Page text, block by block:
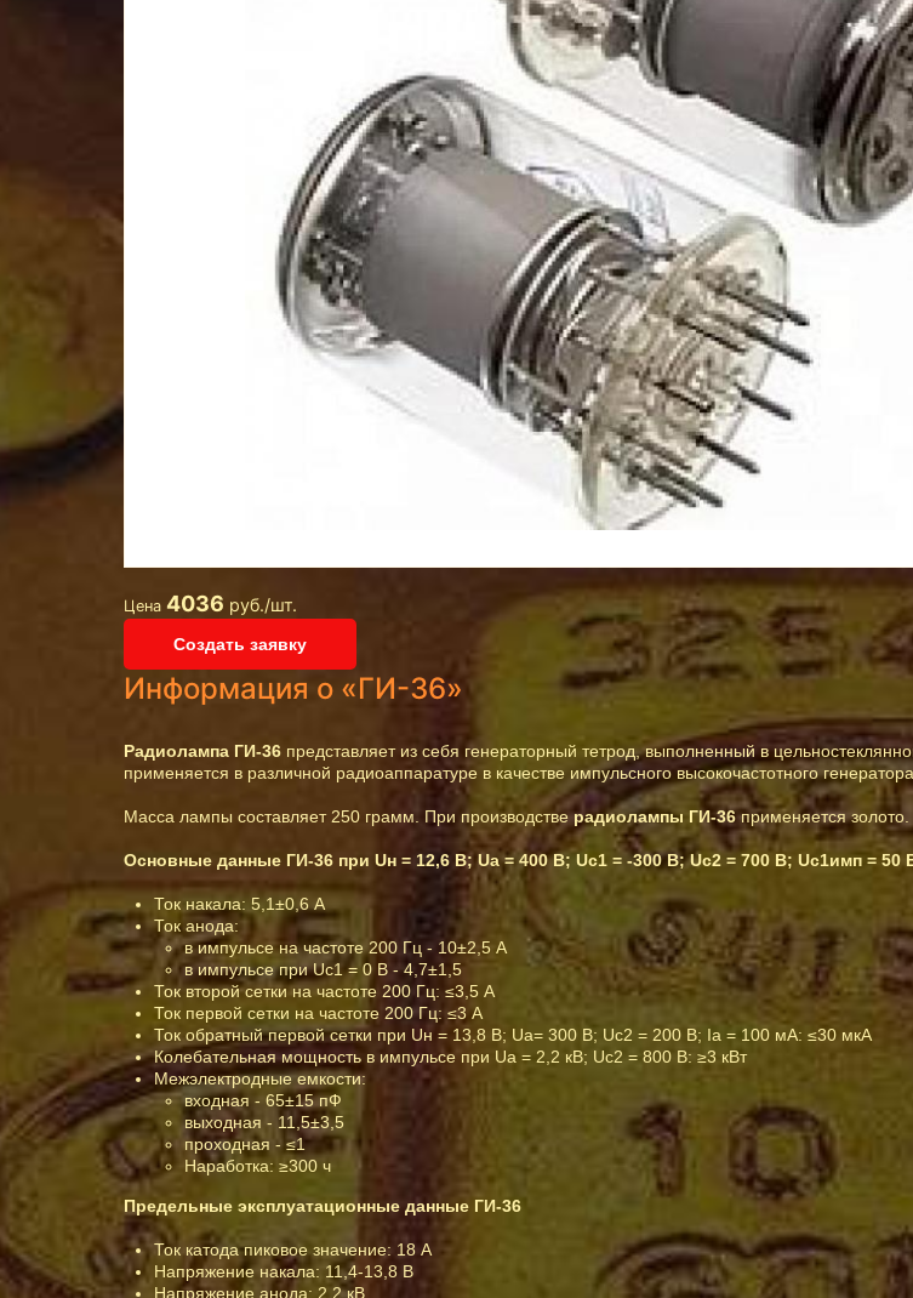
Цена 4036 руб./шт.
Создать заявку
Информация о «ГИ-36»
Радиолампа ГИ-36 представляет из себя генераторный тетрод, выполненный в
применяется в различной радиоаппаратуре в качестве импульсного высокочастотного
Масса лампы составляет 250 грамм. При производстверадиолампы ГИ-36применяется золото.
Основные данные ГИ-36 при Uн = 12,6 В; Ua = 400 В; Uc1 = -300 В; Uc2 = 700 В; Uc1имп = 50
Ток накала: 5,1±0,6 А
Ток анода:
в импульсе на частоте 200 Гц - 10±2,5 А
в импульсе при Uc1 = 0 В - 4,7±1,5
Ток второй сетки на частоте 200 Гц: ≤3,5 А
Ток первой сетки на частоте 200 Гц: ≤3 А
Ток обратный первой сетки при Uн = 13,8 В; Ua= 300 В; Uc2 = 200 В; Ia = 100 мА: ≤30 мкА
Колебательная мощность в импульсе при Ua = 2,2 кВ; Uc2 = 800 В: ≥3 кВт
Межэлектродные емкости:
входная - 65±15 пФ
выходная - 11,5±3,5
проходная - ≤1
Наработка: ≥300 ч
Предельные эксплуатационные данные ГИ-36
Ток катода пиковое значение: 18 А
Напряжение накала: 11,4-13,8 В
Напряжение анода: 2,2 кВ